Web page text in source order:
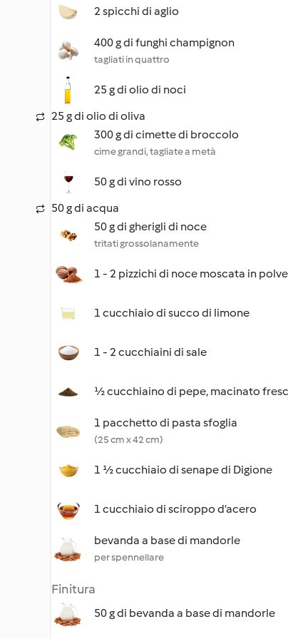
2 spicchi di aglio
400 g di funghi champignon
tagliati in quattro
25 g di olio di noci
25 g di olio di oliva
300 g di cimette di broccolo
cime grandi, tagliate a metà
50 g di vino rosso
50 g di acqua
50 g di gherigli di noce
tritati grossolanamente
1 - 2 pizzichi di noce moscata in
1 cucchiaio di succo di limone
1 - 2 cucchiaini di sale
½ cucchiaino di pepe, macinato
1 pacchetto di pasta sfoglia
(25 cm x 42 cm)
1 ½ cucchiaio di senape di Digione
1 cucchiaio di sciroppo d’acero
bevanda a base di mandorle
per spennellare
Finitura
50 g di bevanda a base di mandorle